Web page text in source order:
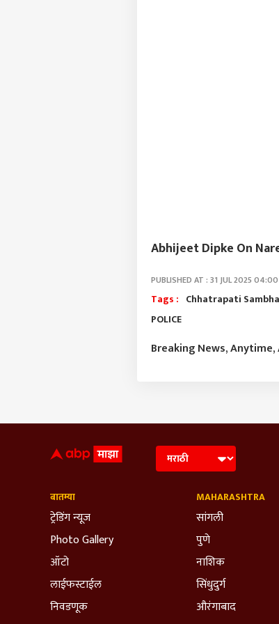
Abhijeet Dipke On
PUBLISHED AT : 31 JUL 2025
Tags : Chhatrapati
POLICE
Breaking News,
बातम्या
ट्रेडिंग न्यूज
Photo Gallery
ऑटो
लाईफस्टाईल
निवडणूक
MAHARASHTRA
सांगली
पुणे
नाशिक
सिंधुदुर्ग
औरंगाबाद